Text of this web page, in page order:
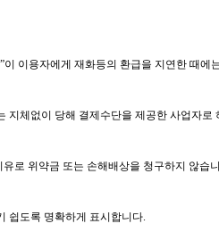
이용자에게 재화등의 환급을 지연한 때에
체없이 당해 결제수단을 제공한 사업자
위약금 또는 손해배상을 청구하지 않습
쉽도록 명확하게 표시합니다.